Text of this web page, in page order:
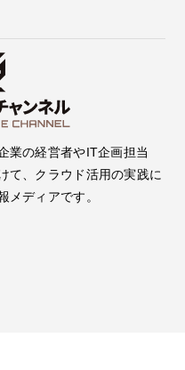
業の経営者やIT企画担当
て、クラウド活用の実践に
メディアです。